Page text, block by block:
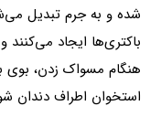
شده و به جرم تبدیل
باکتری‌ها ایجاد می‌کنند
هنگام مسواک زدن، بوی
استخوان اطراف دندان